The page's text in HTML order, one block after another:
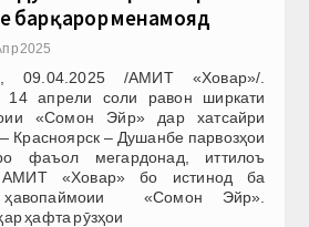
барқарор менамояд
2025
09.04.2025 /АМИТ «Ховар»/.
апрели соли равон ширкати
«Сомон Эйр» дар хатсайри
Красноярск – Душанбе парвозҳои
фаъол мегардонад, иттилоъ
АМИТ «Ховар» бо истинод ба
ҳавопаймоии «Сомон Эйр».
ҳафта рӯзҳои